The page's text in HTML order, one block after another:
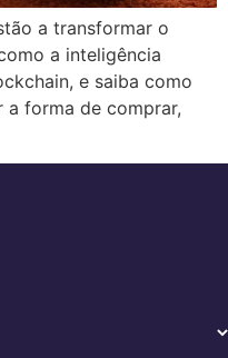
a transformar o
a inteligência
e saiba como
a forma de comprar,